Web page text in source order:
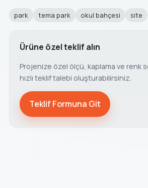
park tema park okul bahçesi site
Ürüne özel teklif alın
Projenize özel ölçü, kaplama ve renk
hızlı teklif talebi oluşturabilirsiniz.
Teklif Formuna Git